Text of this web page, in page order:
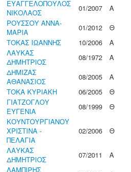
ΕΥΑΓΓΕΛΟΠΟΥΛΟΣ
ΝΙΚΟΛΑΟΣ
01/2007
Α
ΡΟΥΣΣΟΥ ΑΝΝΑ-
ΜΑΡΙΑ
01/2012
Θ
ΤΟΚΑΣ ΙΩΑΝΝΗΣ 10/2006
Α
ΛΑΥΚΑΣ
ΔΗΜΗΤΡΙΟΣ
08/1972
Α
ΔΗΜΙΖΑΣ
ΑΘΑΝΑΣΙΟΣ
08/2005
Α
ΤΟΚΑ ΚΥΡΙΑΚΗ 06/2005
Θ
ΓΙΑΤΖΟΓΛΟΥ
ΕΥΓΕΝΙΑ
08/1999 Θ
ΚΟΥΝΤΟΥΡΓΙΑΝΟΥ
ΧΡΙΣΤΙΝΑ -
ΠΕΛΑΓΙΑ
02/2006 Θ
ΛΑΥΚΑΣ
ΔΗΜΗΤΡΙΟΣ
07/2011
Α
ΛΑΜΠΙΡΗΣ